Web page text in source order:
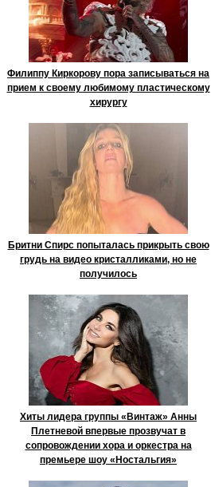
Филиппу Киркорову пора записываться на
прием к своему любимому пластическому
хирургу
Бритни Спирс попыталась прикрыть свою
грудь на видео кристалликами, но не
получилось
Хиты лидера группы «Винтаж» Анны
Плетневой впервые прозвучат в
сопровождении хора и оркестра на
премьере шоу «Ностальгия»